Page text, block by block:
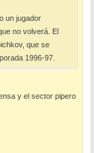
un jugador
no volverá. El
que se
1996-97.
y el sector pipero